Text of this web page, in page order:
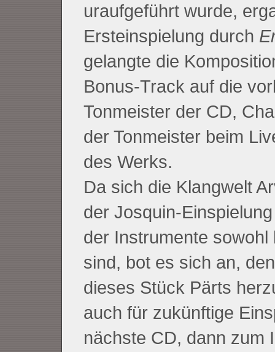
uraufgeführt wurde,
Ersteinspielung durch
gelangte die
Bonus-Track auf die
Tonmeister der CD,
der Tonmeister beim
des Werks.
Da sich die Klangwelt
der Josquin-
der Instrumente
sind, bot es sich an,
dieses Stück Pärts
auch für zukünftige
nächste CD, dann zum